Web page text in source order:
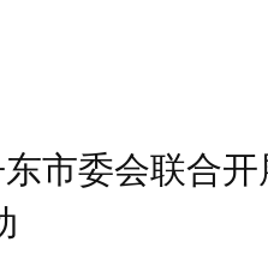
市委会联合